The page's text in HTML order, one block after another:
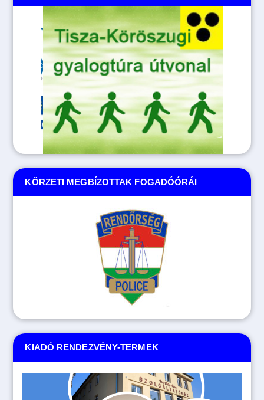
KIADÓ RENDEZVÉNY-TERMEK
KÖRZETI MEGBÍZOTTAK FOGADÓÓRÁI